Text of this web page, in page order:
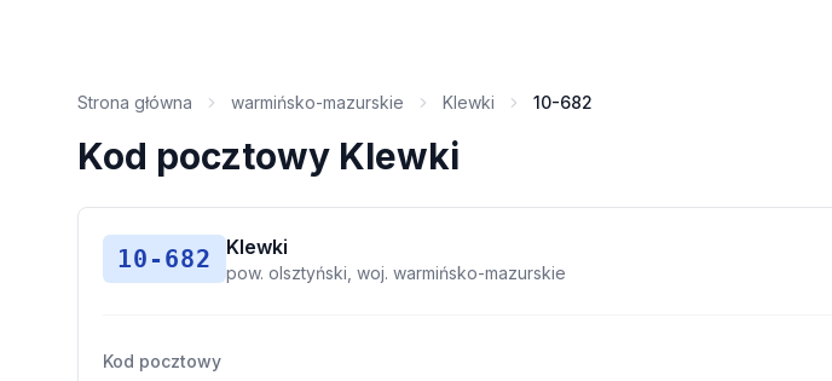
Strona główna warmińsko-mazurskie Klewki 10-682
Kod pocztowy Klewki
10-682 Klewki
pow. olsztyński, woj. warmińsko-mazurskie
Kod pocztowy